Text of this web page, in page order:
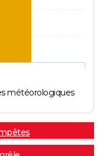
météorologiques